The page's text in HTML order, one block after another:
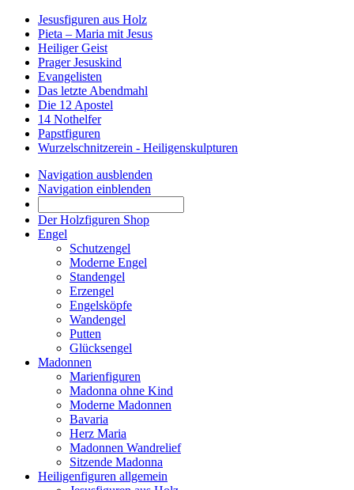
Jesusfiguren aus Holz
Pieta – Maria mit Jesus
Heiliger Geist
Prager Jesuskind
Evangelisten
Das letzte Abendmahl
Die 12 Apostel
14 Nothelfer
Papstfiguren
Wurzelschnitzerein - Heiligenskulpturen
Navigation ausblenden
Navigation einblenden
Der Holzfiguren Shop
Engel
Schutzengel
Moderne Engel
Standengel
Erzengel
Engelsköpfe
Wandengel
Putten
Glücksengel
Madonnen
Marienfiguren
Madonna ohne Kind
Moderne Madonnen
Bavaria
Herz Maria
Madonnen Wandrelief
Sitzende Madonna
Heiligenfiguren allgemein